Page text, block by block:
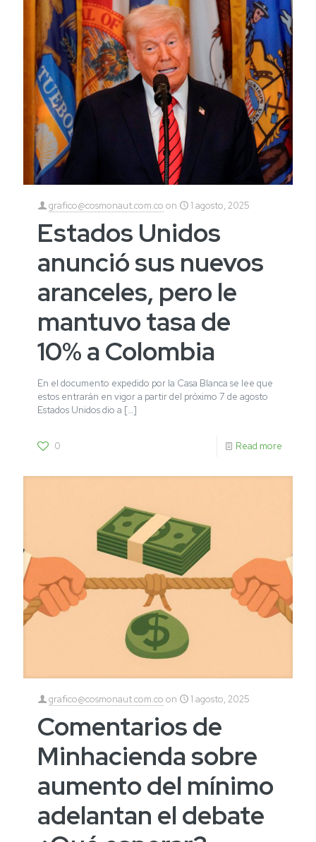
grafico@cosmonaut.com.co on 1 agosto, 2025
Estados Unidos
anunció sus nuevos
aranceles, pero le
mantuvo tasa de
10% a Colombia
En el documento expedido por la Casa Blanca se lee que
estos entrarán en vigor a partir del próximo 7 de agosto
Estados Unidos dio a […]
0 Read more
grafico@cosmonaut.com.co on 1 agosto, 2025
Comentarios de
Minhacienda sobre
aumento del mínimo
adelantan el debate